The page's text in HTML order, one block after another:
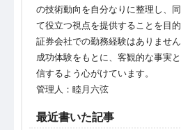
の技術動向を自分なりに整理し、
て役立つ視点を提供することを目
証券会社での勤務経験はありませ
成功体験をもとに、客観的な事実
信するよう心がけています。
管理人：睦月六弦
最近書いた記事